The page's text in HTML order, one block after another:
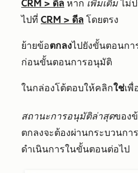
CRM > ดีล หาก เพิ่มเติมไม่
ไปที่ CRM > ดีล โดยตรง
ย้ายข้อตกลงไปยังขั้นตอนก
ก่อนขั้นตอนการอนุมัติ
ในกล่องโต้ตอบให้คลิกใช่เพื่
สถานะการอนุมัติล่าสุดของ
ตกลงจะต้องผ่านกระบวนก
ดำเนินการในขั้นตอนต่อไป